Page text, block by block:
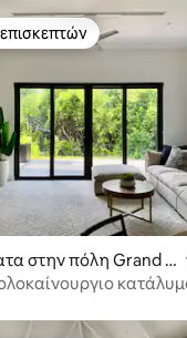
5, 16 κριτικές
στην πόλη Grand c